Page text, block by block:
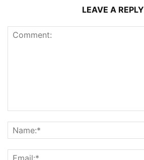
LEAVE A REPLY